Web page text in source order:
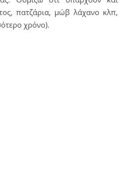
πατζάρια, μώβ λάχανο κλπ,
χρόνο).